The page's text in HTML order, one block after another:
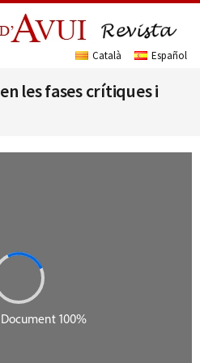
les fases crítiques i